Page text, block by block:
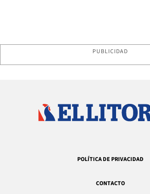
PUBLICIDAD
POLÍTICA DE PRIVACIDAD
CONTACTO